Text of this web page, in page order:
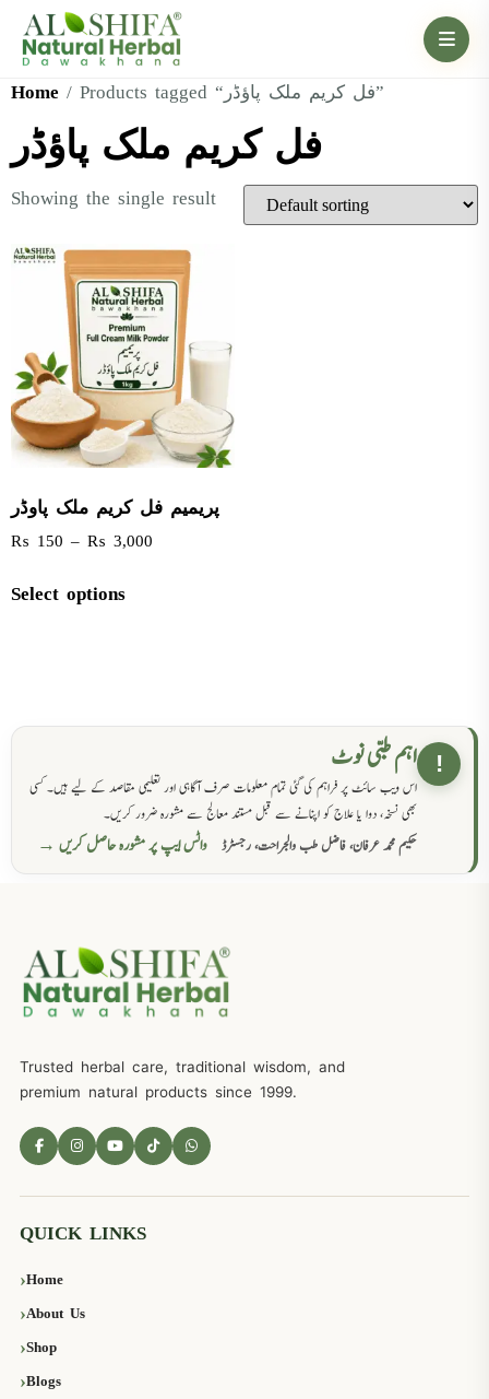
Home / Products tagged “فل کریم ملک پاؤڈر”
فل کریم ملک پاؤڈر
Showing the single result
پریمیم فل کریم ملک پاوڈر
₨ 150 – ₨ 3,000
Select options
! اہم طبی نوٹ
اس ویب سائٹ پر فراہم کی گئی تمام معلومات صرف آگاہی اور تعلیمی مقاصد کے لیے ہیں۔ کسی
بھی نسخہ، دوا یا علاج کو اپنانے سے قبل مستند معالج سے مشورہ ضرور کریں۔
حکیم محمد عرفان، فاضل طب والجراحت، رجسٹرڈ
واٹس ایپ پر مشورہ حاصل کریں →
Trusted herbal care, traditional wisdom, and
premium natural products since 1999.
QUICK LINKS
Home
About Us
Shop
Blogs